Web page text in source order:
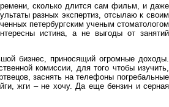
сколько длится сам фильм, и даже
разных экспертиз, отсылаю к своим
петербургским ученым стоматологом
истина, а не выгоды от занятий
бизнес, приносящий огромные доходы.
комиссии, для того чтобы изучить,
заснять на телефоны погребальные
жги – не хочу. Да еще бензин и серная